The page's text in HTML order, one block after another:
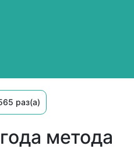
раз(а)
метода